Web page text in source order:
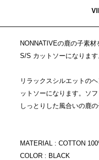
NONNATIVEの鹿の子素
S/S カットソーになります
リラックスシルエットの
ットソーになります。ソ
しっとりした風合いの鹿
MATERIAL : COTTON
COLOR : BLACK